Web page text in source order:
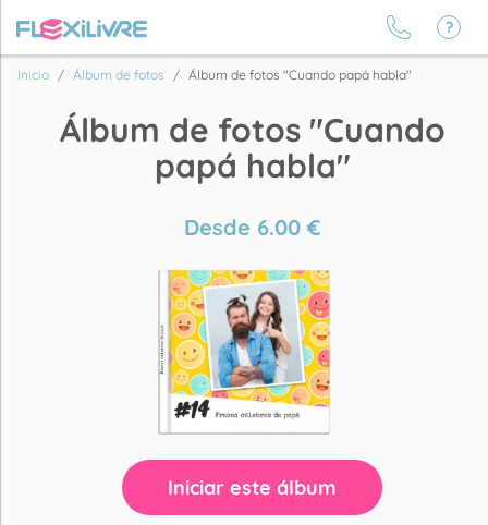
Inicio Álbum de fotos Álbum de fotos "Cuando papá habla"
Álbum de fotos "Cuando
papá habla"
Desde 6.00€
Iniciar este álbum